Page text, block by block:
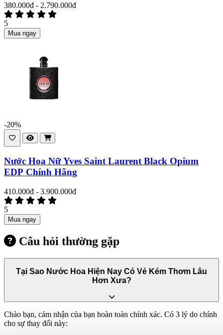
380.000đ - 2.790.000đ
5
Mua ngay
-20%
Nước Hoa Nữ Yves Saint Laurent Black Opium
EDP Chính Hãng
410.000đ - 3.900.000đ
5
Mua ngay
Câu hỏi thường gặp
Tại Sao Nước Hoa Hiện Nay Có Vẻ Kém Thơm Lâu
Hơn Xưa?
Chào bạn, cảm nhận của bạn hoàn toàn chính xác. Có 3 lý do chính
cho sự thay đổi này: